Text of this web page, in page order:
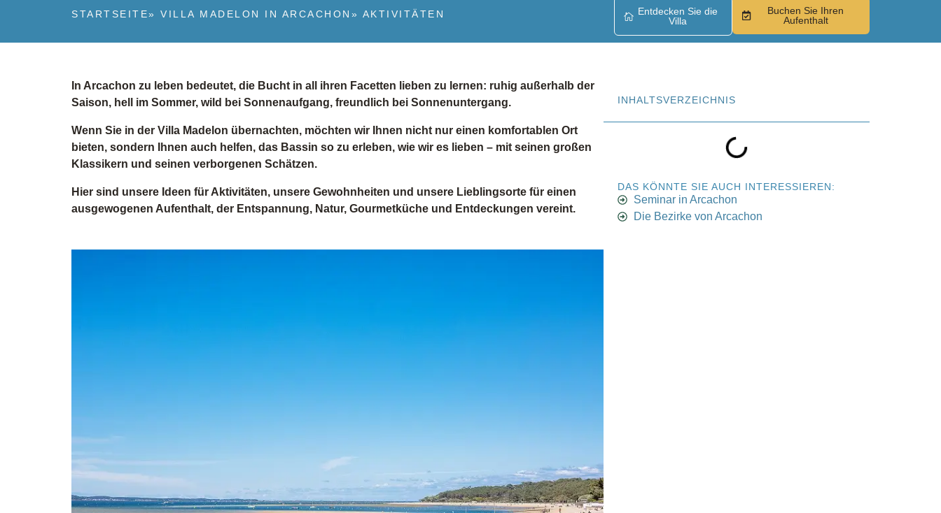
STARTSEITE» VILLA MADELON IN ARCACHON » AKTIVITÄTEN
Entdecken Sie die
Villa
Buchen Sie Ihren
Aufenthalt
In Arcachon zu leben bedeutet, die Bucht in all ihren Facetten lieben zu lernen: ruhig außerhalb der
Saison, hell im Sommer, wild bei Sonnenaufgang, freundlich bei Sonnenuntergang.
Wenn Sie in der Villa Madelon übernachten, möchten wir Ihnen nicht nur einen komfortablen Ort
bieten, sondern Ihnen auch helfen, das Bassin so zu erleben, wie wir es lieben – mit seinen großen
Klassikern und seinen verborgenen Schätzen.
Hier sind unsere Ideen für Aktivitäten, unsere Gewohnheiten und unsere Lieblingsorte für einen
ausgewogenen Aufenthalt, der Entspannung, Natur, Gourmetküche und Entdeckungen vereint.
INHALTSVERZEICHNIS
DAS KÖNNTE SIE AUCH INTERESSIEREN:
Seminar in Arcachon
Die Bezirke von Arcachon